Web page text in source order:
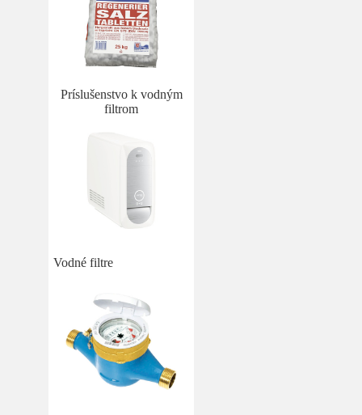
Príslušenstvo k vodným
filtrom
Vodné filtre